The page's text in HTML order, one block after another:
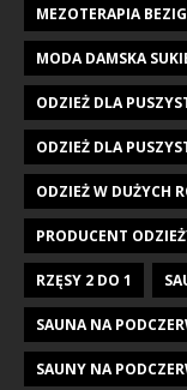
MEZOTERAPIA
MODA DAMSKA
ODZIEŻ DLA
ODZIEŻ DLA
ODZIEŻ W DUŻYCH
PRODUCENT
RZĘSY 2 DO 1
SAUNA NA
SAUNY NA